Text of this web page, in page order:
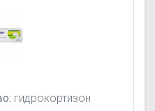
гидрокортизон